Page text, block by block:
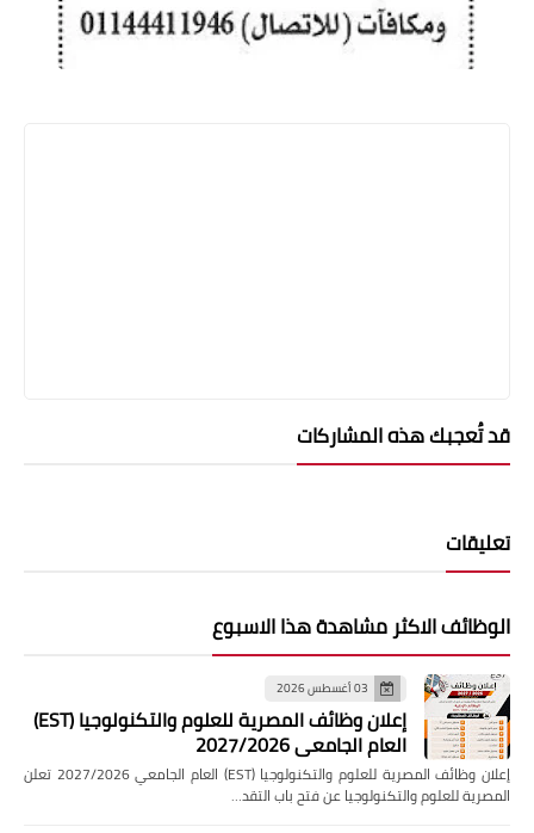
قد تُعجبك هذه المشاركات
تعليقات
الوظائف الاكثر مشاهدة هذا الاسبوع
03 أغسطس 2026
إعلان وظائف المصرية للعلوم والتكنولوجيا (EST)
العام الجامعي 2027/2026
إعلان وظائف المصرية للعلوم والتكنولوجيا (EST) العام الجامعي 2027/2026 تعلن
المصرية للعلوم والتكنولوجيا عن فتح باب التقد…